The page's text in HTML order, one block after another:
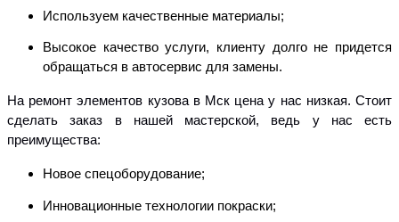
Используем качественные материалы;
Высокое качество услуги, клиенту долго не придется
обращаться в автосервис для замены.
На ремонт элементов кузова в Мск цена у нас низкая. Стоит
сделать заказ в нашей мастерской, ведь у нас есть
преимущества:
Новое спецоборудование;
Инновационные технологии покраски;